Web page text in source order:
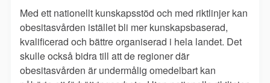
Med ett nationellt kunskapsstöd och med riktlinjer kan
obesitasvården istället bli mer kunskapsbaserad,
kvalificerad och bättre organiserad i hela landet. Det
skulle också bidra till att de regioner där
obesitasvården är undermålig omedelbart kan